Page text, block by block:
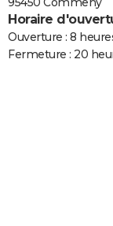
Horaire
Ouverture : 8
Fermeture : 20